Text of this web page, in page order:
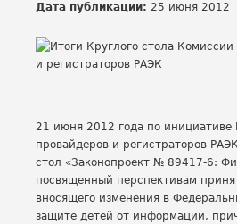
Дата публикации: 25 июня 2012
21 июня 2012 года по инициативе
провайдеров и регистраторов
стол «Законопроект № 89417-6:
посвященный перспективам
вносящего изменения в
защите детей от информации,